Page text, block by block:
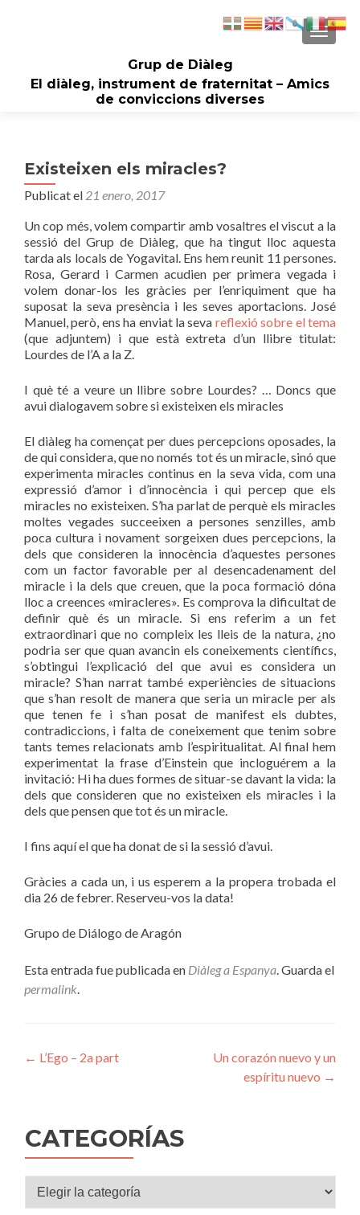
Grup de Diàleg
El diàleg, instrument de fraternitat – Amics
de conviccions diverses
Existeixen els miracles?
Publicat el 21 enero, 2017
Un cop més, volem compartir amb vosaltres el viscut a la
sessió del Grup de Diàleg, que ha tingut lloc aquesta
tarda als locals de Yogavital. Ens hem reunit 11 persones.
Rosa, Gerard i Carmen acudien per primera vegada i
volem donar-los les gràcies per l’enriquiment que ha
suposat la seva presència i les seves aportacions. José
Manuel, però, ens ha enviat la seva reflexió sobre el tema
(que adjuntem) i que està extreta d’un llibre titulat:
Lourdes de l’A a la Z.
I què té a veure un llibre sobre Lourdes? … Doncs que
avui dialogavem sobre si existeixen els miracles
El diàleg ha començat per dues percepcions oposades, la
de qui considera, que no només tot és un miracle, sinó que
experimenta miracles continus en la seva vida, com una
expressió d’amor i d’innocència i qui percep que els
miracles no existeixen. S’ha parlat de perquè els miracles
moltes vegades succeeixen a persones senzilles, amb
poca cultura i novament sorgeixen dues percepcions, la
dels que consideren la innocència d’aquestes persones
com un factor favorable per al desencadenament del
miracle i la dels que creuen, que la poca formació dóna
lloc a creences «miracleres». Es comprova la dificultat de
definir què és un miracle. Si ens referim a un fet
extraordinari que no compleix les lleis de la natura, ¿no
podria ser que quan avancin els coneixements científics,
s’obtingui l’explicació del que avui es considera un
miracle? S’han narrat també experiències de situacions
que s’han resolt de manera que seria un miracle per als
que tenen fe i s’han posat de manifest els dubtes,
contradiccions, i falta de coneixement que tenim sobre
tants temes relacionats amb l’espiritualitat. Al final hem
experimentat la frase d’Einstein que incloguérem a la
invitació: Hi ha dues formes de situar-se davant la vida: la
dels que consideren que no existeixen els miracles i la
dels que pensen que tot és un miracle.
I fins aquí el que ha donat de si la sessió d’avui.
Gràcies a cada un, i us esperem a la propera trobada el
dia 26 de febrer. Reserveu-vos la data!
Grupo de Diálogo de Aragón
Esta entrada fue publicada en Diàleg a Espanya. Guarda el
permalink.
Navegación
← L’Ego – 2a part
Un corazón nuevo y un
espíritu nuevo →
CATEGORÍAS
Categorías